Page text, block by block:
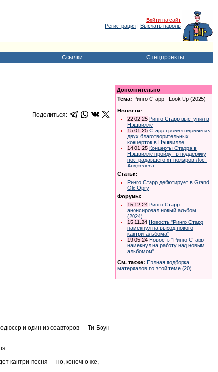
Войти на сайт
Регистрация | Выслать пароль
Ссылки Спецпроекты
Поделиться:
и один из соавторов — Ти-Боун
кантри-песня — но, конечно же,
Дополнительно
Тема: Ринго Старр - Look Up (2025)
Новости:
22.02.25 Ринго Старр выступил в
Нэшвилле
15.01.25 Старр провел первый из
двух благотворительных
концертов в Нэшвилле
14.01.25 Концерты Старра в
Нэшвилле пройдут в поддержку
пострадавшего от пожаров Лос-
Анджелеса
Статьи:
Ринго Старр дебютирует в Grand
Ole Opry
Форумы:
15.12.24 Ринго Старр
анонсировал новый альбом
(2024)
15.11.24 Новость "Ринго Старр
намекнул на выход нового
кантри-альбома"
19.05.24 Новость "Ринго Старр
намекнул на работу над новым
альбомом"
См. также: Полная подборка
материалов по этой теме (20)